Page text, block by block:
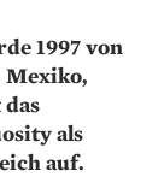
1997 von
Mexiko,
als
auf.